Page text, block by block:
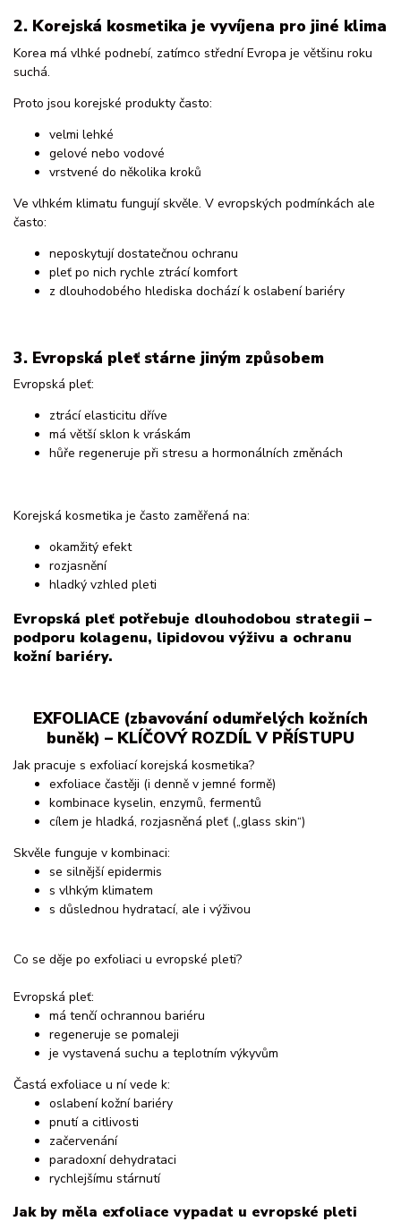
2. Korejská kosmetika je vyvíjena pro jiné klima
Korea má vlhké podnebí, zatímco střední Evropa je většinu roku
suchá.
Proto jsou korejské produkty často:
velmi lehké
gelové nebo vodové
vrstvené do několika kroků
Ve vlhkém klimatu fungují skvěle. V evropských podmínkách ale
často:
neposkytují dostatečnou ochranu
pleť po nich rychle ztrácí komfort
z dlouhodobého hlediska dochází k oslabení bariéry
3. Evropská pleť stárne jiným způsobem
Evropská pleť:
ztrácí elasticitu dříve
má větší sklon k vráskám
hůře regeneruje při stresu a hormonálních změnách
Korejská kosmetika je často zaměřená na:
okamžitý efekt
rozjasnění
hladký vzhled pleti
Evropská pleť potřebuje dlouhodobou strategii –
podporu kolagenu, lipidovou výživu a ochranu
kožní bariéry.
EXFOLIACE (zbavování odumřelých kožních
buněk) – KLÍČOVÝ ROZDÍL V PŘÍSTUPU
Jak pracuje s exfoliací korejská kosmetika?
exfoliace častěji (i denně v jemné formě)
kombinace kyselin, enzymů, fermentů
cílem je hladká, rozjasněná pleť („glass skin“)
Skvěle funguje v kombinaci:
se silnější epidermis
s vlhkým klimatem
s důslednou hydratací, ale i výživou
Co se děje po exfoliaci u evropské pleti?
Evropská pleť:
má tenčí ochrannou bariéru
regeneruje se pomaleji
je vystavená suchu a teplotním výkyvům
Častá exfoliace u ní vede k:
oslabení kožní bariéry
pnutí a citlivosti
začervenání
paradoxní dehydrataci
rychlejšímu stárnutí
Jak by měla exfoliace vypadat u evropské pleti